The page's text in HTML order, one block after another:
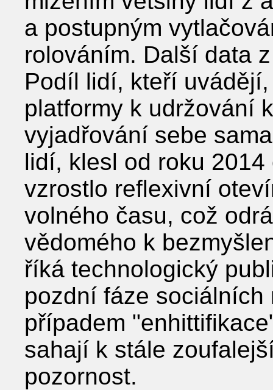
a postupným
rolováním. Další data
Podíl lidí, kteří
platformy k udržování
vyjadřování sebe
lidí, klesl od roku
vzrostlo reflexivní
volného času, což
vědomého k
říká technologický
pozdní fáze
případem
sahají k stále
pozornost.